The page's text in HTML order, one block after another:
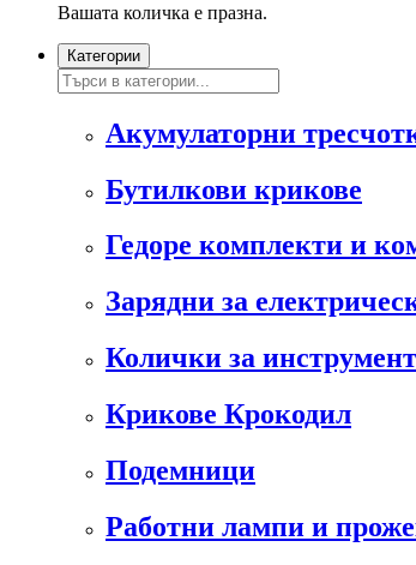
Вашата количка е празна.
Категории
Акумулаторни
Бутилкови крикове
Гедоре комплекти и
Зарядни за
Колички за
Крикове Крокодил
Подемници
Работни лампи и